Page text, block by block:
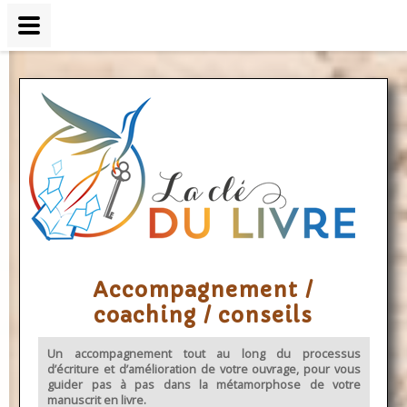
Accompagnement /
coaching / conseils
Un accompagnement tout au long du processus
d’écriture et d’amélioration de votre ouvrage, pour vous
guider pas à pas dans la métamorphose de votre
manuscrit en livre.